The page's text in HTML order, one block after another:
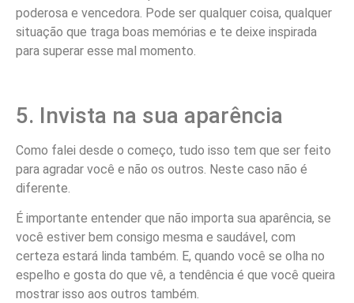
poderosa e vencedora. Pode ser qualquer coisa, qualquer
situação que traga boas memórias e te deixe inspirada
para superar esse mal momento.
5. Invista na sua aparência
Como falei desde o começo, tudo isso tem que ser feito
para agradar você e não os outros. Neste caso não é
diferente.
É importante entender que não importa sua aparência, se
você estiver bem consigo mesma e saudável, com
certeza estará linda também. E, quando você se olha no
espelho e gosta do que vê, a tendência é que você queira
mostrar isso aos outros também.